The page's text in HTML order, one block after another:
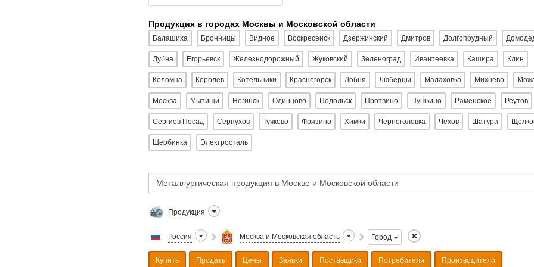
Продукция в городах Москвы и Московской области
Балашиха Бронницы Видное Воскресенск Дзержинский Дмитров Долгопрудный
Дубна Егорьевск Железнодорожный Жуковский Зеленоград Ивантеевка Кашира Клин
Коломна Королев Котельники Красногорск Лобня Люберцы Малаховка Михнево
Москва Мытищи Ногинск Одинцово Подольск Протвино Пушкино Раменское Реутов
Сергиев Посад Серпухов Тучково Фрязино Химки Черноголовка Чехов Шатура
Щербинка Электросталь
Продукция
Россия Москва и Московская область Город
Купить Продать Цены Заявки Поставщики Потребители Производители